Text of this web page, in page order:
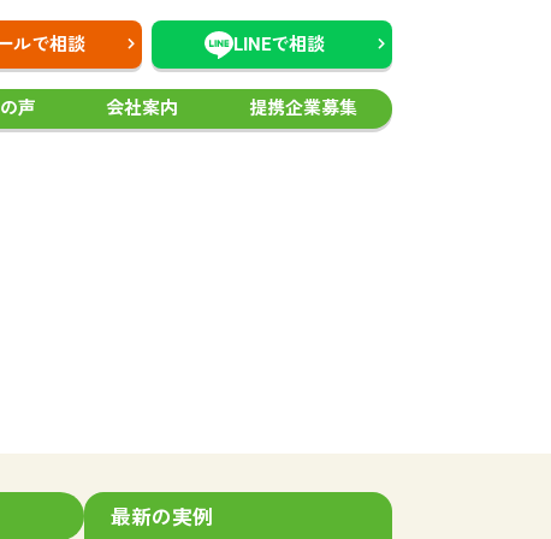
ルで相談 LINEで相談
声 会社案内 提携企業募集
最新の実例